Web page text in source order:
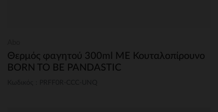
Θερμός φαγητού 300ml ΜΕ Κουταλοπίρουνο
BORN TO BE PANDASTIC